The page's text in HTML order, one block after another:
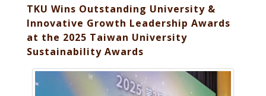
TKU Wins Outstanding University &
Innovative Growth Leadership Awards
at the 2025 Taiwan University
Sustainability Awards